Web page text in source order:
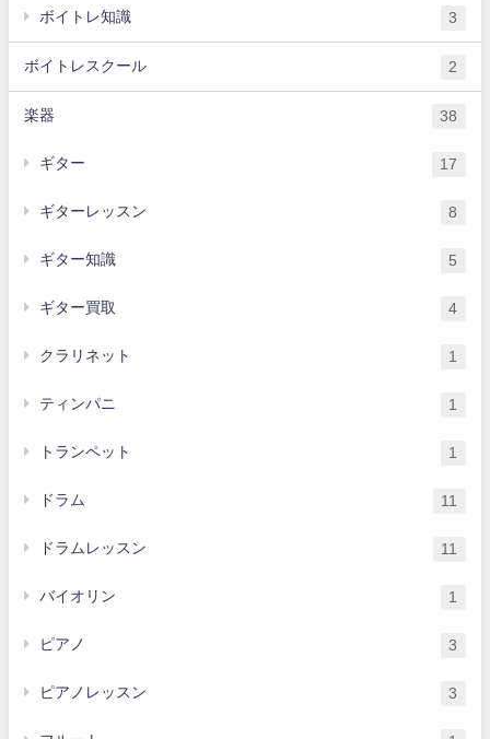
ボイトレ知識 3
ボイトレスクール 2
楽器 38
ギター 17
ギターレッスン 8
ギター知識 5
ギター買取 4
クラリネット 1
ティンパニ 1
トランペット 1
ドラム 11
ドラムレッスン 11
バイオリン 1
ピアノ 3
ピアノレッスン 3